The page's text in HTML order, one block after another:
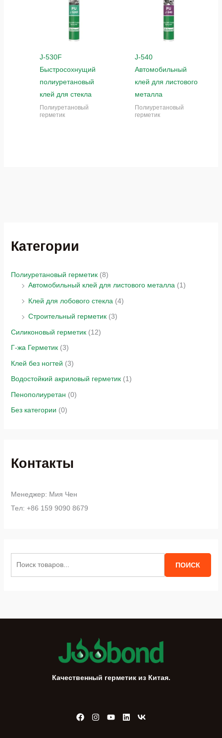
Категории
Полиуретановый герметик (8)
Автомобильный клей для листового металла (1)
Клей для лобового стекла (4)
Строительный герметик (3)
Силиконовый герметик (12)
Г-жа Герметик (3)
Клей без ногтей (3)
Водостойкий акриловый герметик (1)
Пенополиуретан (0)
Без категории (0)
Контакты
Менеджер: Мия Чен
Тел: +86 159 9090 8679
ПОИСК
J-530F
Быстросохнущий
полиуретановый
клей для стекла
Полиуретановый
герметик
J-540
Автомобильный
клей для листового
металла
Полиуретановый
герметик
Качественный герметик из Китая.